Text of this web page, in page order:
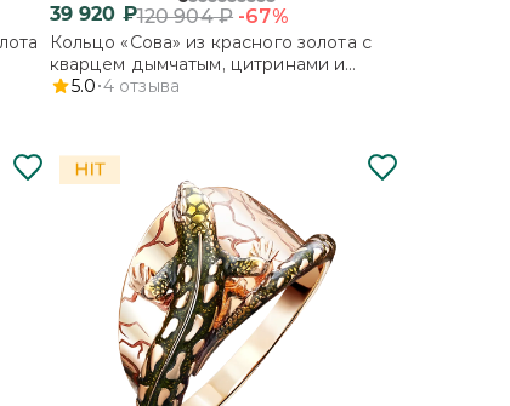
39 920 ₽120 904₽ -67%
Кольцо «Сова» из красного золота с
кварцем дымчатым, цитринами и
эмалью
5.0 4 отзыва